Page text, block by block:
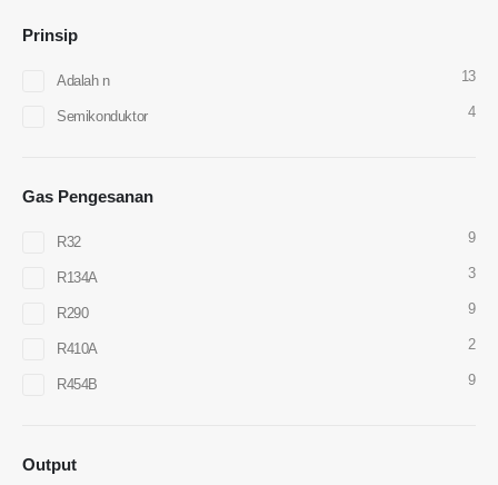
Prinsip
Adalah n 13
Semikonduktor 4
Gas Pengesanan
R32 9
R134A 3
R290 9
R410A 2
R454B 9
Output
WeChat: 18569903598
Sensor R290